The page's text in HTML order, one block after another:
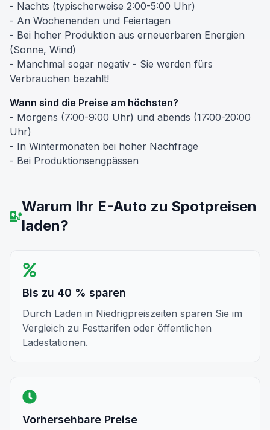
- Nachts (typischerweise 2:00-5:00 Uhr)
- An Wochenenden und Feiertagen
- Bei hoher Produktion aus erneuerbaren Energien
(Sonne, Wind)
- Manchmal sogar negativ - Sie werden fürs
Verbrauchen bezahlt!
Wann sind die Preise am höchsten?
- Morgens (7:00-9:00 Uhr) und abends (17:00-20:00
Uhr)
- In Wintermonaten bei hoher Nachfrage
- Bei Produktionsengpässen
Warum Ihr E-Auto zu Spotpreisen
laden?
Bis zu 40 % sparen
Durch Laden in Niedrigpreiszeiten sparen Sie im
Vergleich zu Festtarifen oder öffentlichen
Ladestationen.
Vorhersehbare Preise